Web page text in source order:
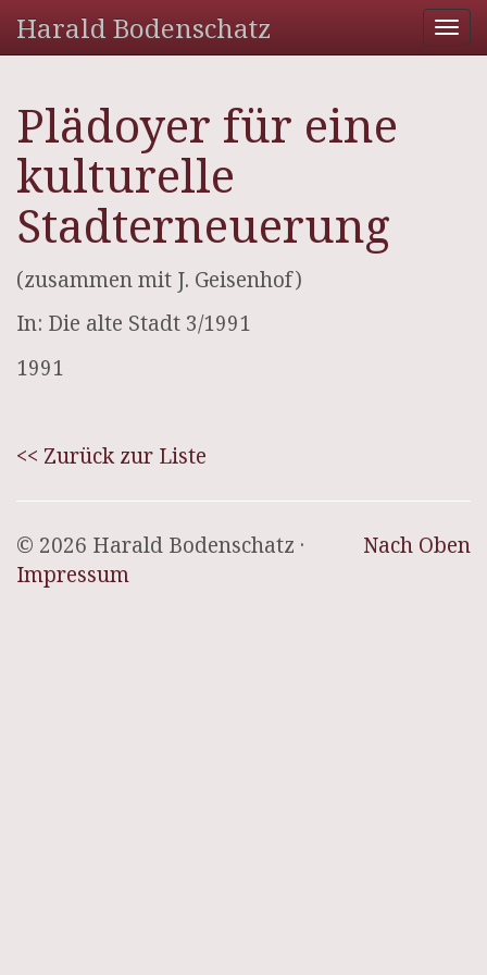
Harald Bodenschatz
Plädoyer für eine
kulturelle
Stadterneuerung
(zusammen mit J. Geisenhof)
In: Die alte Stadt 3/1991
1991
<< Zurück zur Liste
Nach Oben
© 2026 Harald Bodenschatz ·
Impressum